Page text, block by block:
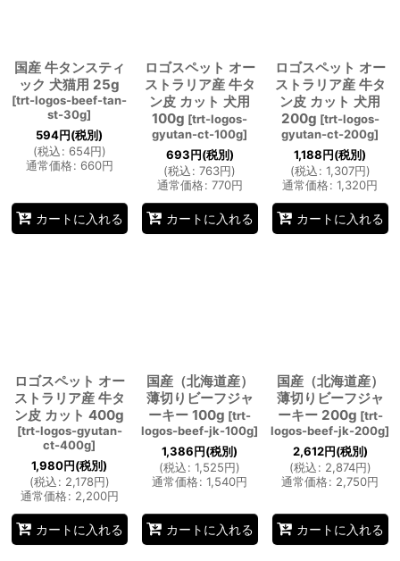
国産 牛タンスティ
ック 犬猫用 25g
[trt-logos-beef-tan-
st-30g]
594円(税別)
(税込: 654円)
通常価格: 660円
カートに入れる
ロゴスペット オー
ストラリア産 牛タ
ン皮 カット 犬用
100g [trt-logos-
gyutan-ct-100g]
693円(税別)
(税込: 763円)
通常価格: 770円
カートに入れる
ロゴスペット オー
ストラリア産 牛タ
ン皮 カット 犬用
200g [trt-logos-
gyutan-ct-200g]
1,188円(税別)
(税込: 1,307円)
通常価格: 1,320円
カートに入れる
ロゴスペット オー
ストラリア産 牛タ
ン皮 カット 400g
[trt-logos-gyutan-
ct-400g]
1,980円(税別)
(税込: 2,178円)
通常価格: 2,200円
カートに入れる
国産（北海道産）
薄切りビーフジャ
ーキー 100g [trt-
logos-beef-jk-100g]
1,386円(税別)
(税込: 1,525円)
通常価格: 1,540円
カートに入れる
国産（北海道産）
薄切りビーフジャ
ーキー 200g [trt-
logos-beef-jk-200g]
2,612円(税別)
(税込: 2,874円)
通常価格: 2,750円
カートに入れる